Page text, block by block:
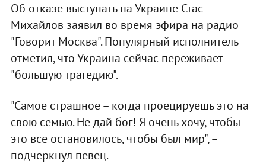
Об отказе выступать на Украине Стас
Михайлов заявил во время эфира на радио
"Говорит Москва". Популярный исполнитель
отметил, что Украина сейчас переживает
"большую трагедию".
"Самое страшное – когда проецируешь это на
свою семью. Не дай бог! Я очень хочу, чтобы
это все остановилось, чтобы был мир", –
подчеркнул певец.